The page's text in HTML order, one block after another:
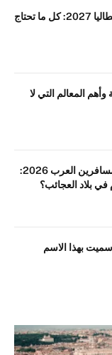
دليل تصريح الإقامة في إيطاليا 2027: كل ما تحتاج
المعالم التي لا
دليل السياحة في الهند للمسافرين العرب 2026:
بلاد العجائب؟
سميت بهذا الاسم